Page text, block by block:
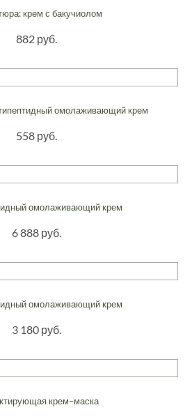
крем с бакучиолом
882 руб.
омолаживающий крем
558 руб.
омолаживающий крем
6 888 руб.
омолаживающий крем
3 180 руб.
крем–маска